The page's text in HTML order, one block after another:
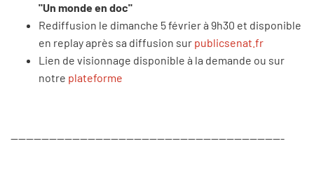
"Un monde en doc"
Rediffusion le dimanche 5 février à 9h30 et disponible
en replay après sa diffusion sur publicsenat.fr
Lien de visionnage disponible à la demande ou sur
notre plateforme
-----------------------------------------------------------------------